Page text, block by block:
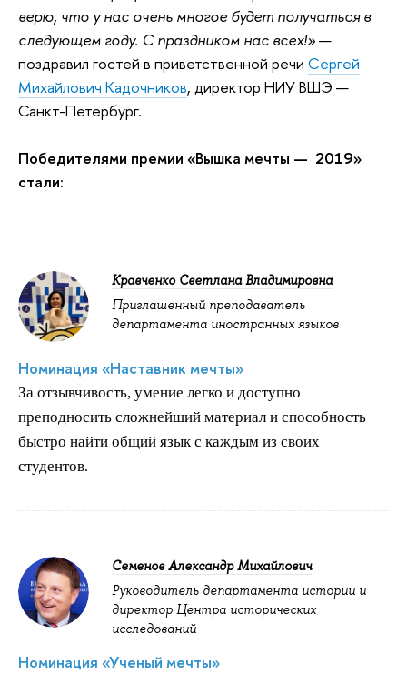
верю, что у нас очень многое будет получаться в
следующем году. С праздником нас всех!»—
поздравил гостей в приветственной речи Сергей
Михайлович Кадочников, директор НИУ ВШЭ —
Санкт-Петербург.
Победителями премии «Вышка мечты — 2019»
стали:
Кравченко Светлана Владимировна
Приглашенный преподаватель
департамента иностранных языков
Номинация «Наставник мечты»
За отзывчивость, умение легко и доступно
преподносить сложнейший материал и способность
быстро найти общий язык с каждым из своих
студентов.
Семенов Александр Михайлович
Руководитель департамента истории и
директор Центра исторических
исследований
Номинация «Ученый мечты»